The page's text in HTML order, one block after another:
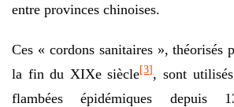
entre provinces chinoises.
Ces « cordons sanitaires », théorisés
la fin du XIXe siècle[3], sont
flambées épidémiques depuis